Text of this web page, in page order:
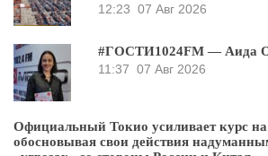
12:23 07 Авг 2026
#ГОСТИ1024FM — Аида
11:37 07 Авг 2026
Официальный Токио усиливает курс
обосновывая свои действия